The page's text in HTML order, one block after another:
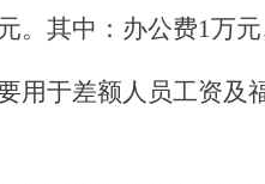
。其中：办公费1万
用于差额人员工资及